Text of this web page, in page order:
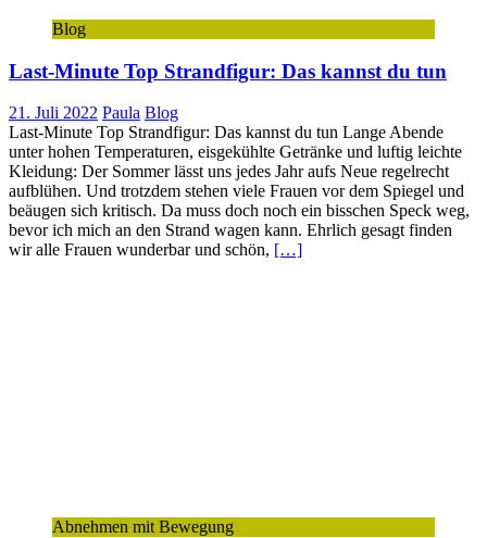
Blog
Last-Minute Top Strandfigur: Das kannst du tun
21. Juli 2022 Paula Blog
Last-Minute Top Strandfigur: Das kannst du tun Lange Abende
unter hohen Temperaturen, eisgekühlte Getränke und luftig leichte
Kleidung: Der Sommer lässt uns jedes Jahr aufs Neue regelrecht
aufblühen. Und trotzdem stehen viele Frauen vor dem Spiegel und
beäugen sich kritisch. Da muss doch noch ein bisschen Speck weg,
bevor ich mich an den Strand wagen kann. Ehrlich gesagt finden
wir alle Frauen wunderbar und schön, […]
Abnehmen mit Bewegung